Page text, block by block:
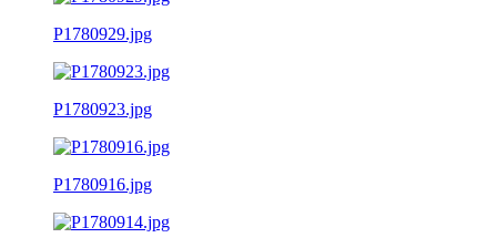
P1780929.jpg
P1780923.jpg
P1780916.jpg